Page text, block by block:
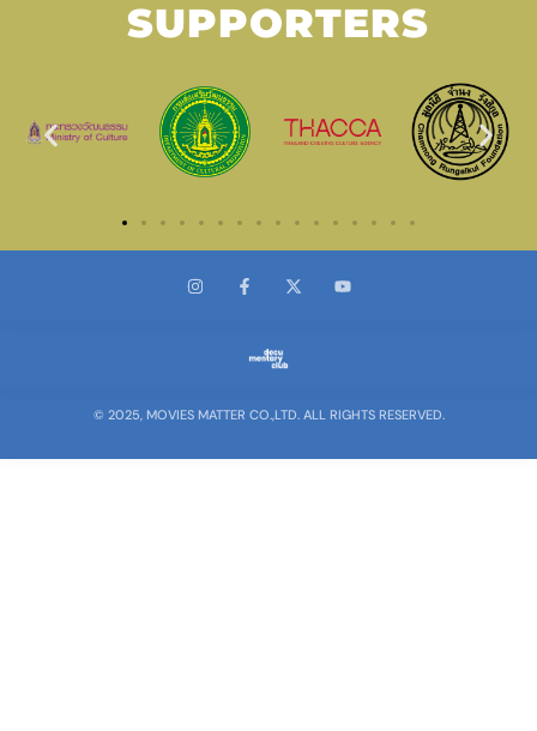
SUPPORTERS
© 2025, MOVIES MATTER CO.,LTD. ALL RIGHTS RESERVED.